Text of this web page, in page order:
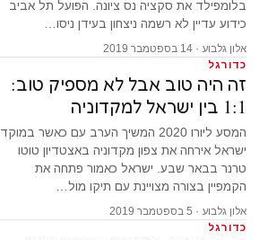
בלומפילד את סקציה נס ציונה. הפועל תל אביב
כידוע עדיין לא רשמה ניצחון בעידן ניסו…
אלון גלבוע · 14 בספטמבר 2019
כדורגל
זה היה טוב אבל לא מספיק טוב:
1:1 בין ישראל למקדוניה
המסע ליורו 2020 המשיך הערב עם כאשר במוקד
ישראל אירחה את צפון מקדוניה באצטדיון טוטו
טרנר בבאר שבע. ישראל כאמור פתחה את
הקמפיין בצורה מצויינת עם תיקו מול…
אלון גלבוע · 5 בספטמבר 2019
כדורגל